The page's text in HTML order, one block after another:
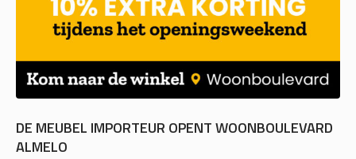
DE MEUBEL IMPORTEUR OPENT WOONBOULEVARD
ALMELO